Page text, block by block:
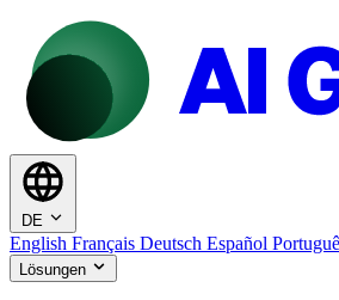
DE
English Français Deutsch Español
Lösungen